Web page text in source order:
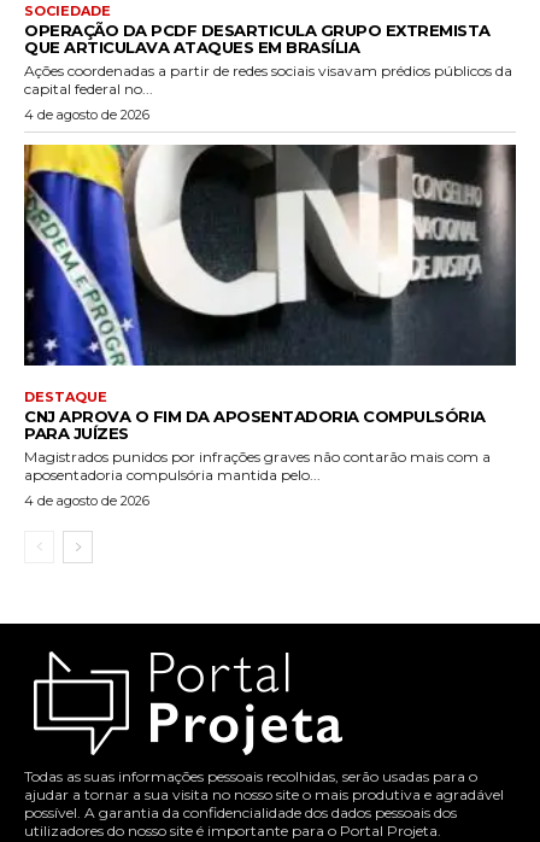
SOCIEDADE
OPERAÇÃO DA PCDF DESARTICULA GRUPO EXTREMISTA
QUE ARTICULAVA ATAQUES EM BRASÍLIA
Ações coordenadas a partir de redes sociais visavam prédios públicos da
capital federal no...
4 de agosto de 2026
DESTAQUE
CNJ APROVA O FIM DA APOSENTADORIA COMPULSÓRIA
PARA JUÍZES
Magistrados punidos por infrações graves não contarão mais com a
aposentadoria compulsória mantida pelo...
4 de agosto de 2026
Todas as suas informações pessoais recolhidas, serão usadas para o
ajudar a tornar a sua visita no nosso site o mais produtiva e agradável
possível. A garantia da confidencialidade dos dados pessoais dos
utilizadores do nosso site é importante para o Portal Projeta.